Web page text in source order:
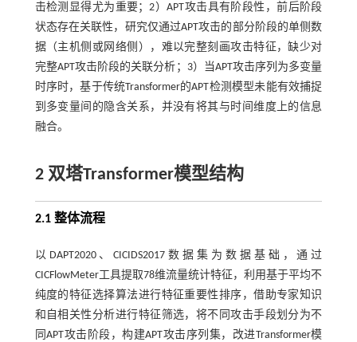
击检测显得尤为重要；2）APT攻击具有阶段性，前后阶段
状态存在关联性，研究仅通过APT攻击的部分阶段的单侧数
据（主机侧或网络侧），难以完整刻画攻击特征，缺少对
完整APT攻击阶段的关联分析；3）当APT攻击序列为多变量
时序时，基于传统Transformer的APT检测模型未能有效捕捉
到多变量间的隐含关系，并没有将其与时间维度上的信息
融合。
2 双塔Transformer模型结构
2.1 整体流程
以DAPT2020、CICIDS2017数据集为数据基础，通过
CICFlowMeter工具提取78维流量统计特征，利用基于平均不
纯度的特征选择算法进行特征重要性排序，借助专家知识
和自相关性分析进行特征筛选，将不同攻击手段划分为不
同APT攻击阶段，构建APT攻击序列集，改进Transformer模